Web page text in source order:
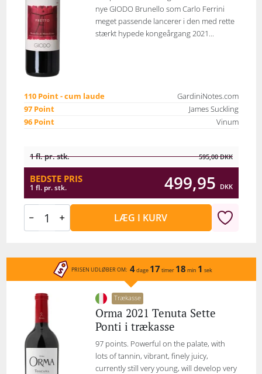
nye GIODO Brunello som Carlo Ferrini
meget passende lancerer i den med rette
stærkt hypede kongeårgang 2021...
110 Point - cum laude
GardiniNotes.com
97 Point
James Suckling
96 Point
Vinum
1 fl. pr. stk. 595,00DKK
BEDSTE PRIS
1 fl. pr. stk. 499,95 DKK
LÆG I KURV
PRISEN UDLØBER OM: 4dage 17 timer 18 min 1 sek
Trækasse
Orma 2021 Tenuta Sette
Ponti i trækasse
97 points. Powerful on the palate, with
lots of tannin, vibrant, finely juicy,
currently still very young, will develop very